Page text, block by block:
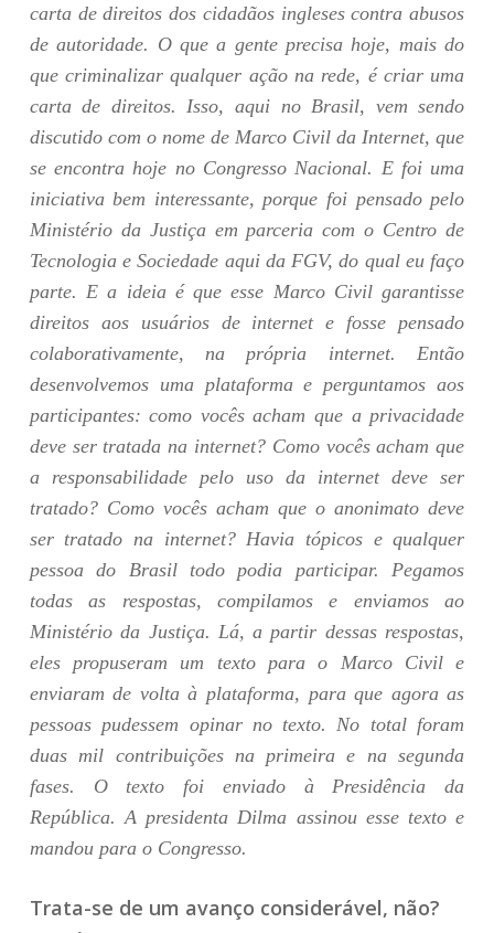
carta de direitos dos cidadãos ingleses contra abusos
de autoridade. O que a gente precisa hoje, mais do
que criminalizar qualquer ação na rede, é criar uma
carta de direitos. Isso, aqui no Brasil, vem sendo
discutido com o nome de Marco Civil da Internet, que
se encontra hoje no Congresso Nacional. E foi uma
iniciativa bem interessante, porque foi pensado pelo
Ministério da Justiça em parceria com o Centro de
Tecnologia e Sociedade aqui da FGV, do qual eu faço
parte. E a ideia é que esse Marco Civil garantisse
direitos aos usuários de internet e fosse pensado
colaborativamente, na própria internet. Então
desenvolvemos uma plataforma e perguntamos aos
participantes: como vocês acham que a privacidade
deve ser tratada na internet? Como vocês acham que
a responsabilidade pelo uso da internet deve ser
tratado? Como vocês acham que o anonimato deve
ser tratado na internet? Havia tópicos e qualquer
pessoa do Brasil todo podia participar. Pegamos
todas as respostas, compilamos e enviamos ao
Ministério da Justiça. Lá, a partir dessas respostas,
eles propuseram um texto para o Marco Civil e
enviaram de volta à plataforma, para que agora as
pessoas pudessem opinar no texto. No total foram
duas mil contribuições na primeira e na segunda
fases. O texto foi enviado à Presidência da
República. A presidenta Dilma assinou esse texto e
mandou para o Congresso.
Trata-se de um avanço considerável, não?